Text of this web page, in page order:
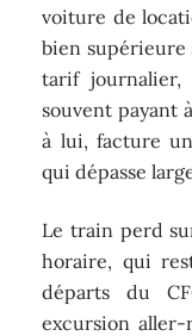
voiture de
bien supérieure
tarif
souvent payant
à lui, facture
qui dépasse
Le train perd
horaire, qui
départs du
excursion